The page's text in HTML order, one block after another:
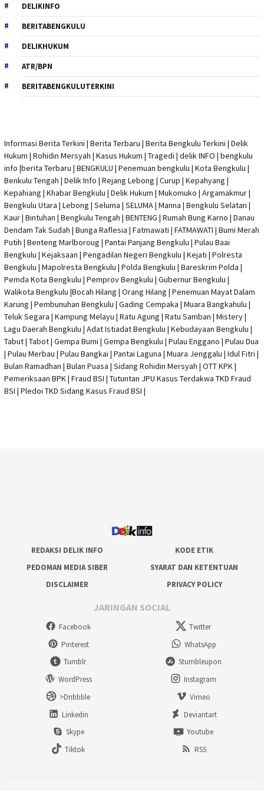
DELIKINFO
BERITABENGKULU
DELIKHUKUM
ATR/BPN
BERITABENGKULUTERKINI
Informasi Berita Terkini | Berita Terbaru | Berita Bengkulu Terkini | Delik
Hukum | Rohidin Mersyah | Kasus Hukum | Tragedi | delik INFO | bengkulu
info |berita Terbaru | BENGKULU | Penemuan bengkulu | Kota Bengkulu |
Benkulu Tengah | Delik Info | Rejang Lebong | Curup | Kepahyang |
Kepahiang | Khabar Bengkulu | Delik Hukum | Mukomuko | Argamakmur |
Bengkulu Utara | Lebong | Seluma | SELUMA | Manna | Bengkulu Selatan |
Kaur | Bintuhan | Bengkulu Tengah | BENTENG | Rumah Bung Karno | Danau
Dendam Tak Sudah | Bunga Raflesia | Fatmawati | FATMAWATI | Bumi Merah
Putih | Benteng Marlboroug | Pantai Panjang Bengkulu | Pulau Baai
Bengkulu | Kejaksaan | Pengadilan Negeri Bengkulu | Kejati | Polresta
Bengkulu | Mapolresta Bengkulu | Polda Bengkulu | Bareskrim Polda |
Pemda Kota Bengkulu | Pemprov Bengkulu | Gubernur Bengkulu |
Walikota Bengkulu |Bocah Hilang | Orang Hilang | Penemuan Mayat Dalam
Karung | Pembunuhan Bengkulu | Gading Cempaka | Muara Bangkahulu |
Teluk Segara | Kampung Melayu | Ratu Agung | Ratu Samban | Mistery |
Lagu Daerah Bengkulu | Adat Istiadat Bengkulu | Kebudayaan Bengkulu |
Tabut | Tabot | Gempa Bumi | Gempa Bengkulu | Pulau Enggano | Pulau Dua
| Pulau Merbau | Pulau Bangkai | Pantai Laguna | Muara Jenggalu | Idul Fitri |
Bulan Ramadhan | Bulan Puasa | Sidang Rohidin Mersyah | OTT KPK|
Pemeriksaan BPK | Fraud BSI | Tutuntan JPU Kasus Terdakwa TKD Fraud
BSI | Pledoi TKD Sidang Kasus Fraud BSI |
REDAKSI DELIK INFO
KODE ETIK
PEDOMAN MEDIA SIBER
SYARAT DAN KETENTUAN
DISCLAIMER
PRIVACY POLICY
JARINGAN SOCIAL
Facebook
Twitter
Pinterest
WhatsApp
Tumblr
Stumbleupon
WordPress
Instagram
>Dribbble
Vimeo
Linkedin
Deviantart
Skype
Youtube
Tiktok
RSS